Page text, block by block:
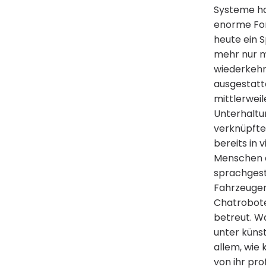
Systeme
enorme
heute ein
mehr nur
verknüpfte
bereits in
betreut.
unter
allem, wie
von ihr